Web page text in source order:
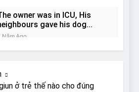
owner was in ICU, His
gave his dog
Năm Ago
Why Do Bulldogs Snore?
And How to Minimize It!
ở trẻ thế nào cho đúng